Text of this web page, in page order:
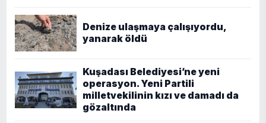
Denize ulaşmaya çalışıyordu,
yanarak öldü
Kuşadası Belediyesi’ne yeni
operasyon. Yeni Partili
milletvekilinin kızı ve damadı da
gözaltında